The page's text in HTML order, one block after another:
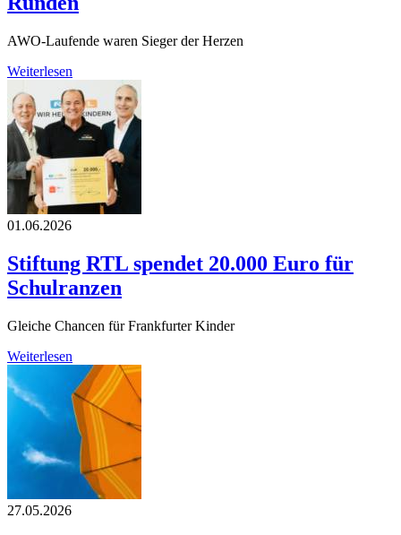
AWO-Laufende waren Sieger der Herzen
Weiterlesen
01.06.2026
Stiftung RTL spendet 20.000 Euro für
Schulranzen
Gleiche Chancen für Frankfurter Kinder
Weiterlesen
27.05.2026